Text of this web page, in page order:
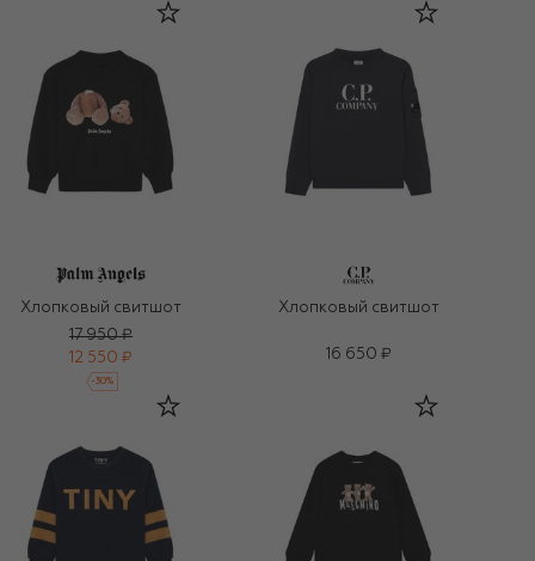
Хлопковый свитшот
17 950 ₽
12 550 ₽
-30%
Хлопковый свитшот
16 650 ₽